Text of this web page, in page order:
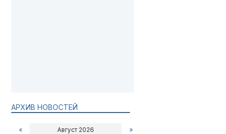
АРХИВ НОВОСТЕЙ
« Август 2026
»